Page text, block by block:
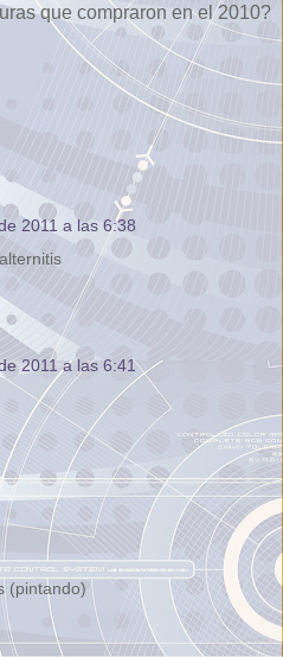
que compraron en el 2010?
2011 a las 6:38
2011 a las 6:41
(pintando)